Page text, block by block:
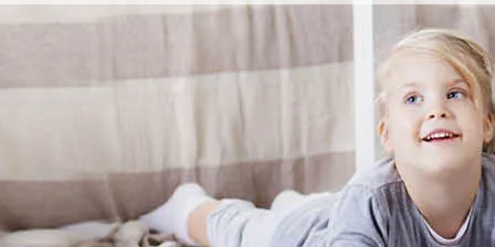
Uitvaartverzekering
Uitvaartkostenmeter